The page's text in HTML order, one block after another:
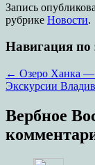
Запись
рубрике Новости.
Навигация по
← Озеро Ханка —
Экскурсии
Вербное